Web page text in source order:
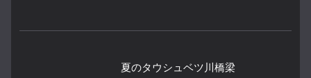
夏のタウシュベツ川橋梁